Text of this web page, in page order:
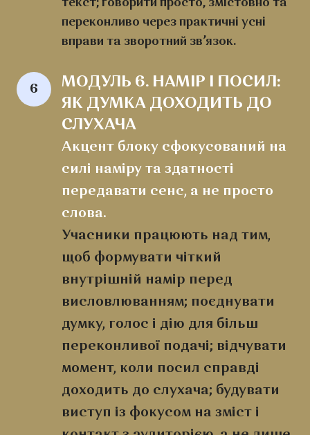
текст; говорити просто, змістовно та
переконливо через практичні усні
вправи та зворотний зв’язок.
6
МОДУЛЬ 6. НАМІР І ПОСИЛ:
ЯК ДУМКА ДОХОДИТЬ ДО
СЛУХАЧА
Акцент блоку сфокусований на
силі наміру та здатності
передавати сенс, а не просто
слова.
Учасники працюють над тим,
щоб формувати чіткий
внутрішній намір перед
висловлюванням; поєднувати
думку, голос і дію для більш
переконливої подачі; відчувати
момент, коли посил справді
доходить до слухача; будувати
виступ із фокусом на зміст і